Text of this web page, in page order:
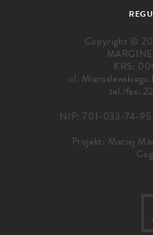
Copyright ©
KRS:
ul. Mierosławskiego
tel./fax.
NIP: 701-033-74-95
Projekt: Maciej